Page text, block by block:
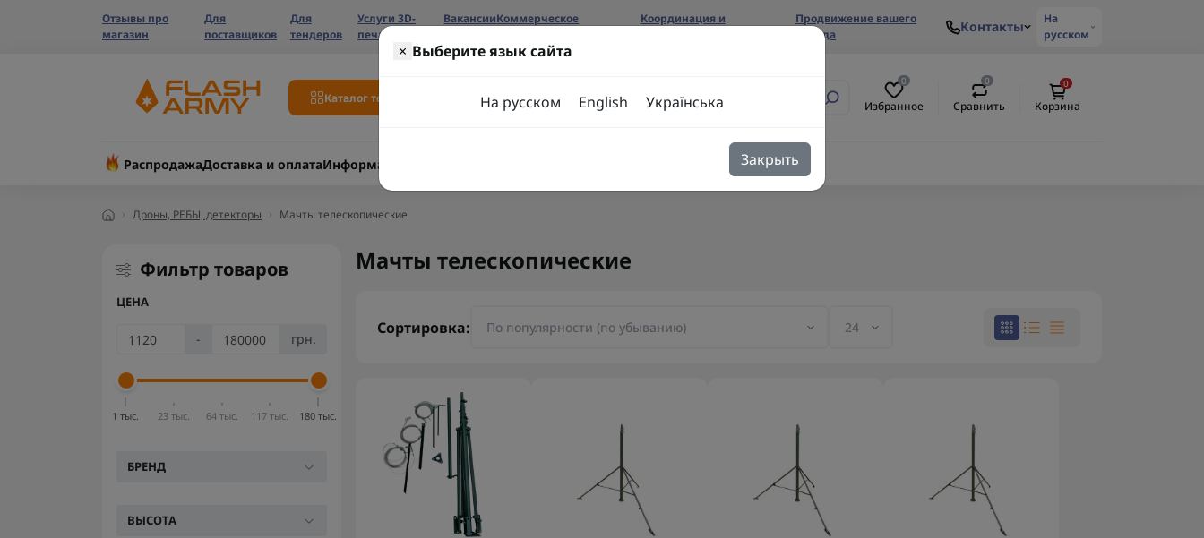
Отзывы про
магазин
Для
поставщиков
Для
тендеров
Услуги 3D-
печати
ВакансииКоммерческое
Координация и
Продвижение вашего
бренда
Контакты
На
русском
Каталог товаров
0
Избранное
0
Сравнить
0
Корзина
РаспродажаДоставка и оплатаИнформация
Дроны, РЕБЫ, детекторы Мачты телескопические
× Выберите язык сайта
На русском English Українська
Закрыть
Фильтр товаров
ЦЕНА
- грн.
1 тыс. 23 тыс. 64 тыс. 117 тыс. 180 тыс.
БРЕНД
ВЫСОТА
Мачты телескопические
Сортировка: